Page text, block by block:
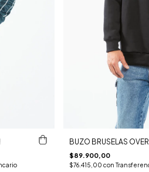
BUZO BRUSELAS
$89.900,00
$76.415,00 con